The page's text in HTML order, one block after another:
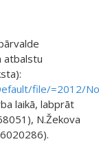
atbalstu
file/=2012/
laikā, labprāt
N.Žekova